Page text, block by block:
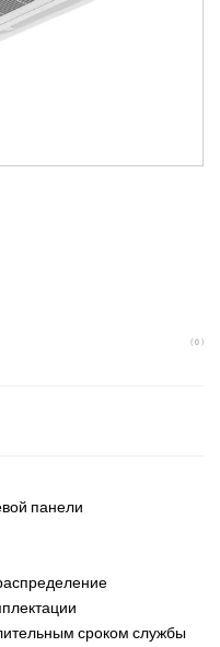
( 0 )
панели
сроком службы